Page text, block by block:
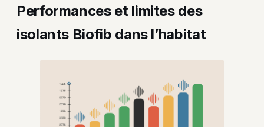
Performances et limites des
isolants Biofib dans l’habitat